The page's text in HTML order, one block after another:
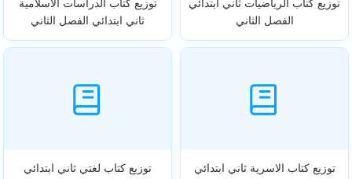
توزيع كتاب الرياضيات ثاني ابتدائي
الفصل الثاني
توزيع كتاب الدراسات الاسلامية
ثاني ابتدائي الفصل الثاني
توزيع كتاب الاسرية ثاني ابتدائي
توزيع كتاب لغتي ثاني ابتدائي